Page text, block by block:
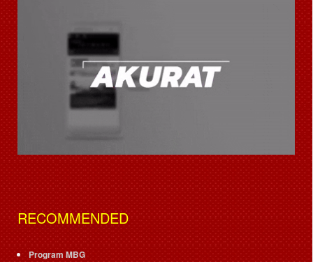
RECOMMENDED
Program MBG